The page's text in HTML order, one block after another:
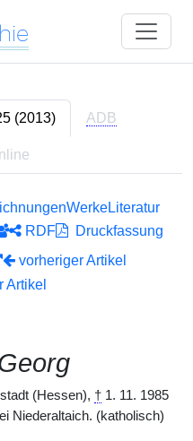
(2013) ADB
WerkeLiteratur
RDF
Druckfassung
vorheriger Artikel
Artikel
(Hessen), † 1. 11. 1985
Niederaltaich. (katholisch)